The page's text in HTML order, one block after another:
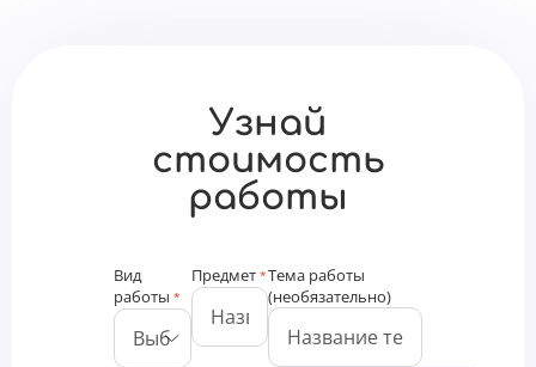
Узнай
стоимость
работы
Вид
работы *
Предмет *Тема работы
(необязательно)